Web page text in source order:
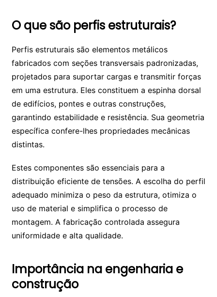
O que são perfis estruturais?
Perfis estruturais são elementos metálicos
fabricados com seções transversais padronizadas,
projetados para suportar cargas e transmitir forças
em uma estrutura. Eles constituem a espinha dorsal
de edifícios, pontes e outras construções,
garantindo estabilidade e resistência. Sua geometria
específica confere-lhes propriedades mecânicas
distintas.
Estes componentes são essenciais para a
distribuição eficiente de tensões. A escolha do perfil
adequado minimiza o peso da estrutura, otimiza o
uso de material e simplifica o processo de
montagem. A fabricação controlada assegura
uniformidade e alta qualidade.
Importância na engenharia e
construção